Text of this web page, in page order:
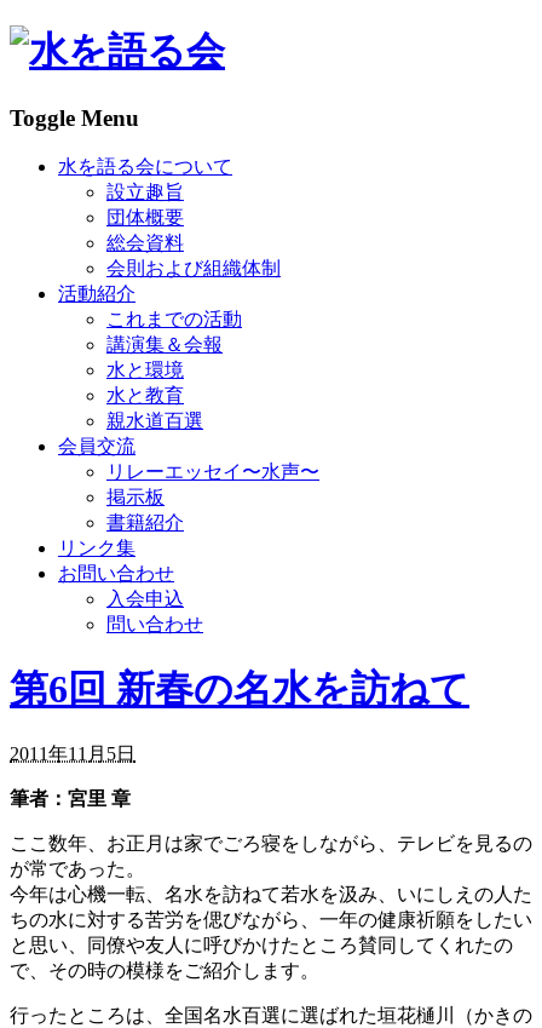
Toggle Menu
水を語る会について
設立趣旨
団体概要
総会資料
会則および組織体制
活動紹介
これまでの活動
講演集＆会報
水と環境
水と教育
親水道百選
会員交流
リレーエッセイ〜水声〜
掲示板
書籍紹介
リンク集
お問い合わせ
入会申込
問い合わせ
第6回 新春の名水を訪ねて
2011年11月5日
筆者：宮里 章
ここ数年、お正月は家でごろ寝をしながら、テレビを見るの
が常であった。
今年は心機一転、名水を訪ねて若水を汲み、いにしえの人た
ちの水に対する苦労を偲びながら、一年の健康祈願をしたい
と思い、同僚や友人に呼びかけたところ賛同してくれたの
で、その時の模様をご紹介します。
行ったところは、全国名水百選に選ばれた垣花樋川（かきの